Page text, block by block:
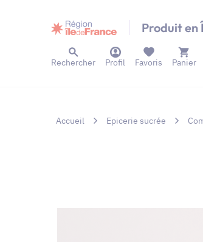
Produit
Rechercher Profil Panier
Favoris
Accueil Epicerie sucrée